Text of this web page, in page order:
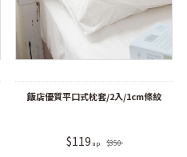
飯店優質平口式枕套/2入/1cm條紋
$119 $350